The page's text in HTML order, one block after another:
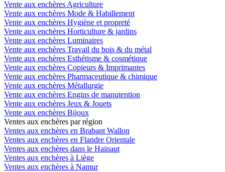
Vente aux enchères Agriculture
Vente aux enchères Mode & Habillement
Vente aux enchères Hygiène et propreté
Vente aux enchères Horticulture & jardins
Vente aux enchères Luminaires
Vente aux enchères Travail du bois & du métal
Vente aux enchères Esthétisme & cosmétique
Vente aux enchères Copieurs & Imprimantes
Vente aux enchères Pharmaceutique & chimique
Vente aux enchères Métallurgie
Vente aux enchères Engins de manutention
Vente aux enchères Jeux & Jouets
Vente aux enchères Bijoux
Ventes aux enchères par région
Ventes aux enchères en Brabant Wallon
Ventes aux enchères en Flandre Orientale
Ventes aux enchères dans le Hainaut
Ventes aux enchères à Liège
Ventes aux enchères à Namur